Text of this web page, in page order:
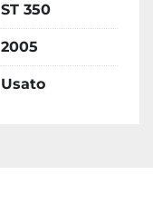
ST 350
2005
Usato